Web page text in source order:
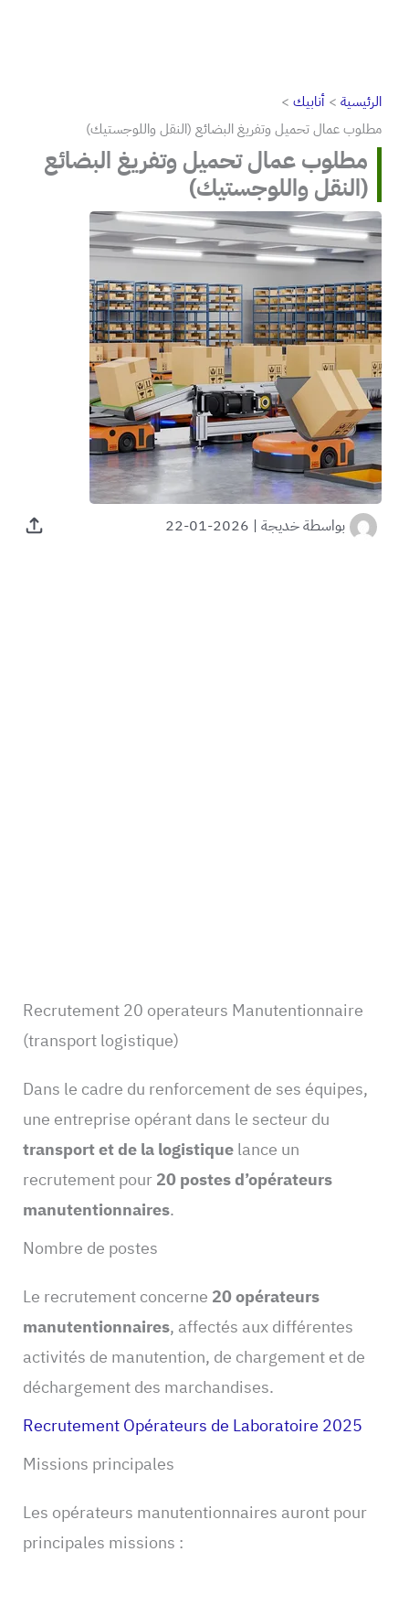
الرئيسية
أنابيك
مطلوب عمال تحميل وتفريغ البضائع (النقل واللوجستيك)
مطلوب عمال تحميل وتفريغ البضائع
(النقل واللوجستيك)
بواسطةخديجة |
2026-01-22
Recrutement 20 operateurs Manutentionnaire
(transport logistique)
Dans le cadre du renforcement de ses équipes,
une entreprise opérant dans le secteur du
transport et de la logistiquelance un
recrutement pour20 postes d’opérateurs
manutentionnaires.
Nombre de postes
Le recrutement concerne 20 opérateurs
manutentionnaires, affectés aux différentes
activités de manutention, de chargement et de
déchargement des marchandises.
Recrutement Opérateurs de Laboratoire 2025
Missions principales
Les opérateurs manutentionnaires auront pour
principales missions :